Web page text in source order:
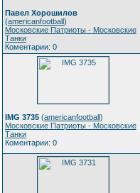
Павел Хорошилов
(americanfootball)
Московские Патриоты - Московские
Танки
Коментарии: 0
IMG 3735 (americanfootball)
Московские Патриоты - Московские
Танки
Коментарии: 0